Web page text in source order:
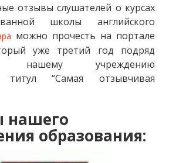
отзывы слушателей о курсах
школы английского
можно прочесть на портале
уже третий год подряд
нашему учреждению
титул “Самая отзывчивая
нашего
образования: